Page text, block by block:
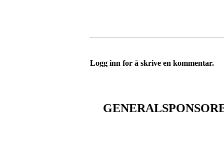
Logg inn for å skrive en kommentar.